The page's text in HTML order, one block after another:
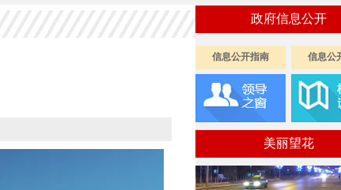
政府信息公开
信息公开指南 信息公
美丽望花